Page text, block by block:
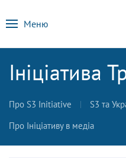
Меню
Ініціатива
Про S3 Initiative S3 та
Про Ініціативу в медіа